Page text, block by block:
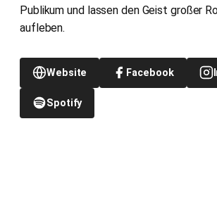
Publikum und lassen den Geist großer
aufleben.
Website Facebook
Spotify